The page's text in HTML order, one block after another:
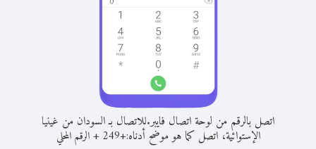
اتصل بالرقم من لوحة اتصال فايبر.للاتصال بـ السودان من غينيا
الإستوائية، اتصل كما هو موضح أدناه:+
249
+الرقم المحلي